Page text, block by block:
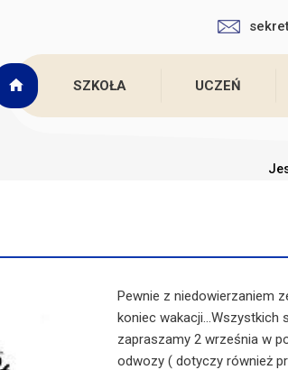
SZKOŁA UCZEŃ
Pewnie z niedowierzaniem
koniec wakacji...Wszystkich
zapraszamy 2 września w
odwozy ( dotyczy również